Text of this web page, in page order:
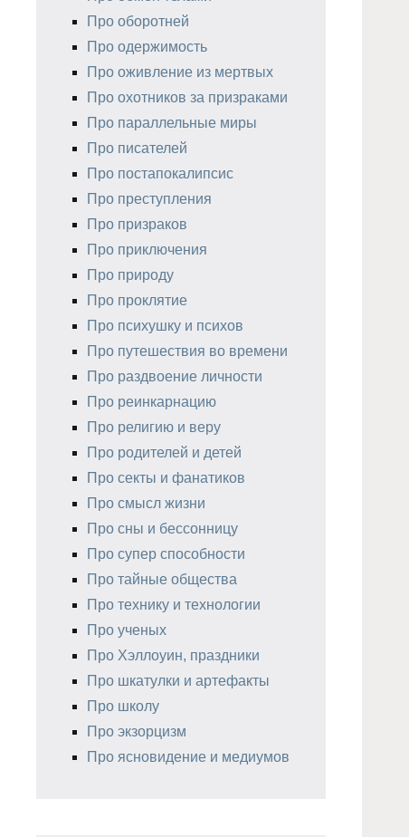
Про оборотней
Про одержимость
Про оживление из мертвых
Про охотников за призраками
Про параллельные миры
Про писателей
Про постапокалипсис
Про преступления
Про призраков
Про приключения
Про природу
Про проклятие
Про психушку и психов
Про путешествия во времени
Про раздвоение личности
Про реинкарнацию
Про религию и веру
Про родителей и детей
Про секты и фанатиков
Про смысл жизни
Про сны и бессонницу
Про супер способности
Про тайные общества
Про технику и технологии
Про ученых
Про Хэллоуин, праздники
Про шкатулки и артефакты
Про школу
Про экзорцизм
Про ясновидение и медиумов